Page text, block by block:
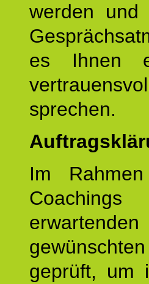
werden
es Ihnen
sprechen.
Im
geprüft, um